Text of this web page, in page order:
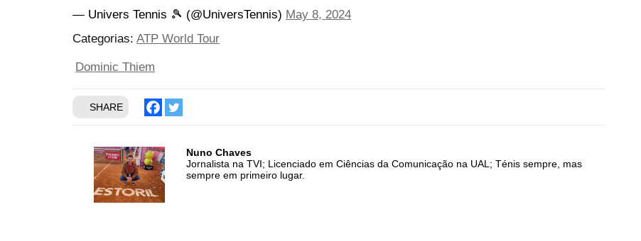
— Univers Tennis 🎾 (@UniversTennis) May 8, 2024
Categorias: ATP World Tour
Dominic Thiem
SHARE
Nuno Chaves
Jornalista na TVI; Licenciado em Ciências da Comunicação na UAL; Ténis sempre, mas
sempre em primeiro lugar.